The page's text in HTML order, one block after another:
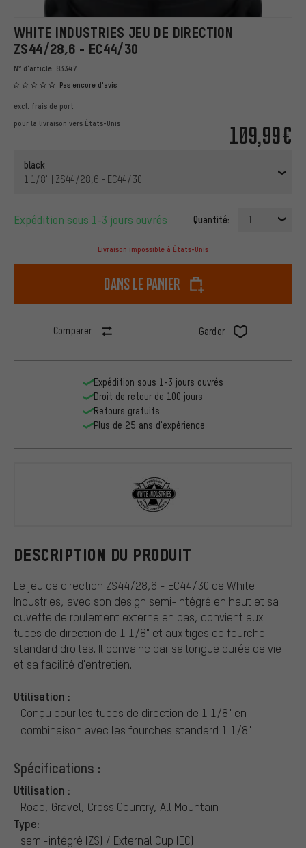
WHITE INDUSTRIES JEU DE DIRECTION
ZS44/28,6 - EC44/30
N° d'article: 83347
Pas encore d'avis
109,99€
excl. frais de port
pour la livraison vers États-Unis
black
1 1/8" | ZS44/28,6 - EC44/30
Expédition sous 1-3 jours ouvrés Quantité: 1
Livraison impossible à États-Unis
dans le panier
Comparer Garder
DESCRIPTION DU PRODUIT
Le jeu de direction ZS44/28,6 - EC44/30 de White
Industries, avec son design semi-intégré en haut et sa
cuvette de roulement externe en bas, convient aux
tubes de direction de 1 1/8" et aux tiges de fourche
standard droites. Il convainc par sa longue durée de vie
et sa facilité d'entretien.
Utilisation :
Conçu pour les tubes de direction de 1 1/8" en
combinaison avec les fourches standard 1 1/8" .
Spécifications :
Utilisation :
Road, Gravel, Cross Country, All Mountain
Type:
semi-intégré (ZS) / External Cup (EC)
Expédition sous 1-3 jours ouvrés
Droit de retour de 100 jours
Retours gratuits
Plus de 25 ans d'expérience